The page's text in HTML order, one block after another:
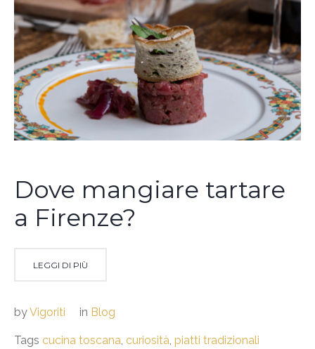
Dove mangiare tartare
a Firenze?
LEGGI DI PIÙ
byVigoriti in Blog
Tags cucina toscana, curiosità, piatti tradizionali